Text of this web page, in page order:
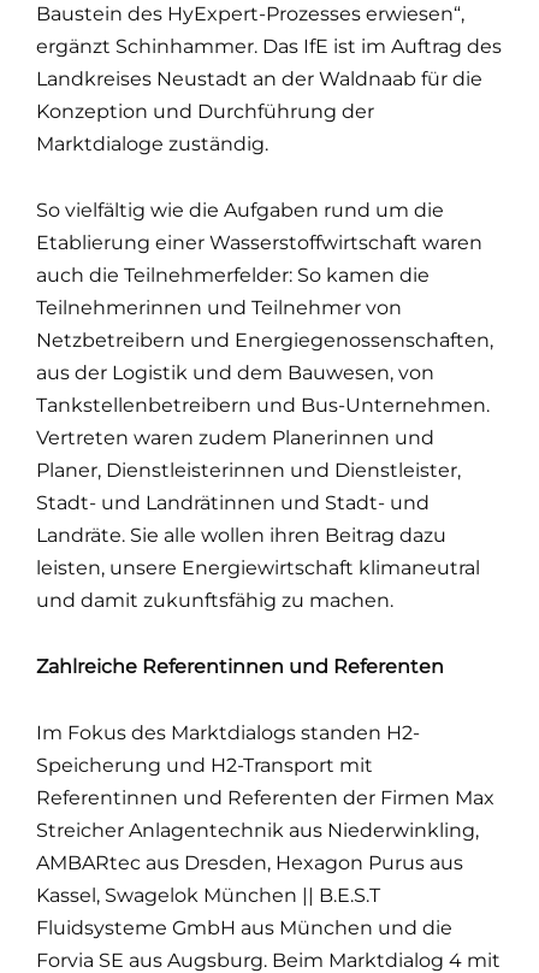
Baustein des HyExpert-Prozesses erwiesen“,
ergänzt Schinhammer. Das IfE ist im Auftrag des
Landkreises Neustadt an der Waldnaab für die
Konzeption und Durchführung der
Marktdialoge zuständig.
So vielfältig wie die Aufgaben rund um die
Etablierung einer Wasserstoffwirtschaft waren
auch die Teilnehmerfelder: So kamen die
Teilnehmerinnen und Teilnehmer von
Netzbetreibern und Energiegenossenschaften,
aus der Logistik und dem Bauwesen, von
Tankstellenbetreibern und Bus-Unternehmen.
Vertreten waren zudem Planerinnen und
Planer, Dienstleisterinnen und Dienstleister,
Stadt- und Landrätinnen und Stadt- und
Landräte. Sie alle wollen ihren Beitrag dazu
leisten, unsere Energiewirtschaft klimaneutral
und damit zukunftsfähig zu machen.
Zahlreiche Referentinnen und Referenten
Im Fokus des Marktdialogs standen H2-
Speicherung und H2-Transport mit
Referentinnen und Referenten der Firmen Max
Streicher Anlagentechnik aus Niederwinkling,
AMBARtec aus Dresden, Hexagon Purus aus
Kassel, Swagelok München || B.E.S.T
Fluidsysteme GmbH aus München und die
Forvia SE aus Augsburg. Beim Marktdialog 4 mit